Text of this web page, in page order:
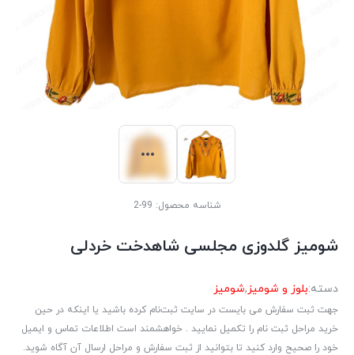
شناسه محصول: 99-2
شومیز گلدوزی مجلسی شاهدخت خردلی
دسته:بلوز و شومیز,شومیز
جهت ثبت سفارش می بایست در سایت ثبت‌نام کرده باشید یا اینکه در حین
خرید مراحل ثبت نام را تکمیل نمایید . خواهشمند است اطلاعات تماس و ایمیل
خود را صحیح وارد کنید تا بتوانید از ثبت سفارش و مراحل ارسال آن آگاه شوید.